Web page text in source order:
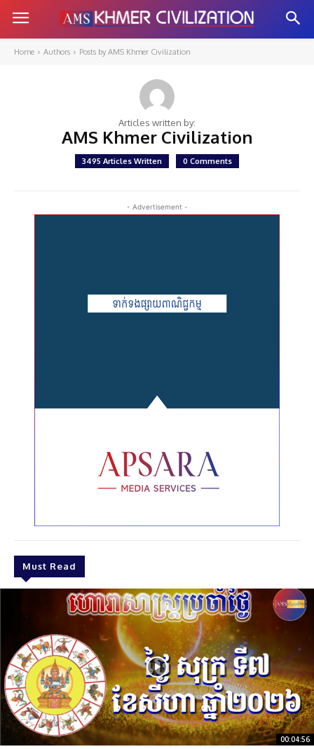
Home Authors Posts by AMS Khmer Civilization
Articles written by:
AMS Khmer Civilization
3495 Articles Written 0 Comments
- Advertisement -
Must Read
00:04:56